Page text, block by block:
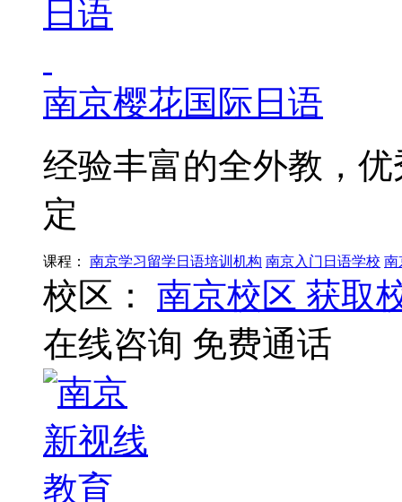
南京樱花国际日语
经验丰富的全外教，
定
课程： 南京学习留学日语培训机构 南京入门日语学校 南
校区： 南京校区 获取
在线咨询 免费通话